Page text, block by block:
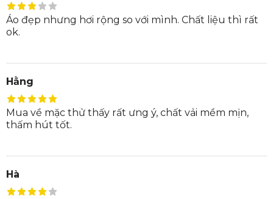
Áo đẹp nhưng hơi rộng so với mình. Chất liệu thì rất
ok.
Hằng
Mua về mặc thử thấy rất ưng ý, chất vải mềm mịn,
thấm hút tốt.
Hà